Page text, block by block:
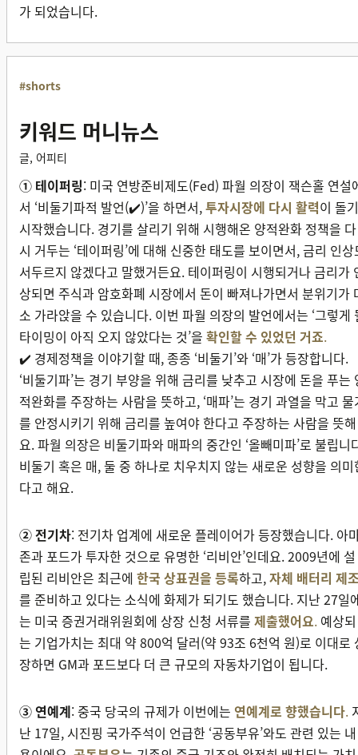
가 되었습니다.
#shorts
키워드 머니뉴스
글, 어피티
① 테이퍼링: 미국 연방준비제도(Fed) 파월 의장이 잭슨홀 연설
서 ‘비둘기파적 발언(✔️)’을 하면서,투자시장에 다시 활력이 돌기
시작했습니다. 경기를 살리기 위해 시행해온 양적완화 정책을 다
시 거두는 ‘테이퍼링’에 대해 신중한 태도를 보이면서, 금리 인상
서두르지 않겠다고 말했거든요. 테이퍼링이 시행되거나 금리가
상되면 주식과 암호화폐 시장에서 돈이 빠져나가면서 분위기가
소 가라앉을 수 있습니다. 이번 파월 의장의 발언에서는 ‘그렇게
타이밍이 아직 오지 않았다는 것’을 확인할 수 있었던 거죠.
✔️ 경제정책을 이야기할 때, 종종 ‘비둘기’와 ‘매’가 등장합니다.
‘비둘기파’는 경기 부양을 위해 금리를 낮추고 시장에 돈을 푸는
적완화를 주장하는 사람을 뜻하고, ‘매파’는 경기 과열을 막고 물
를 안정시키기 위해 금리를 높여야 한다고 주장하는 사람을 뜻해
요. 파월 의장은 비둘기파와 매파의 중간인 ‘올빼미파’로 불립니
비둘기 혹은 매, 둘 중 하나로 치우치지 않는 새로운 성향을 의미
다고 해요.
② 전기차: 전기차 업계에 새로운 플레이어가 등장했습니다. 아
존과 포드가 투자한 것으로 유명한 ‘리비안’인데요. 2009년에 설
립된 리비안은 최근에 한국 상표권을 등록하고,자체 배터리 제
를 준비하고 있다는 소식에 화제가 되기도 했습니다. 지난 27일
는 미국 증권거래위원회에 상장 신청 서류를 제출했어요. 예상되
는 기업가치는 최대 약 800억 달러(약 93조 6천억 원)로 이대로
장하면 GM과 포드보다 더 큰 규모의 자동차기업이 됩니다.
③ 연예계: 중국 당국의 규제가 이번에는 연예계로 향했습니다.
난 17일, 시진핑 국가주석이 언급한 ‘공동부유’와도 관련 있는 내